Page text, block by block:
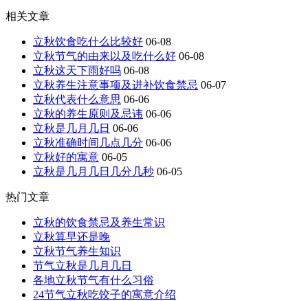
相关文章
立秋饮食吃什么比较好 06-08
立秋节气的由来以及吃什么好 06-08
立秋这天下雨好吗 06-08
立秋养生注意事项及进补饮食禁忌 06-07
立秋代表什么意思 06-06
立秋的养生原则及忌讳 06-06
立秋是几月几日 06-06
立秋准确时间几点几分 06-06
立秋好的寓意 06-05
立秋是几月几日几分几秒 06-05
热门文章
立秋的饮食禁忌及养生常识
立秋算早还是晚
立秋节气养生知识
节气立秋是几月几日
各地立秋节气有什么习俗
24节气立秋吃饺子的寓意介绍